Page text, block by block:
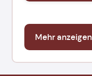
Mehr anzeigen